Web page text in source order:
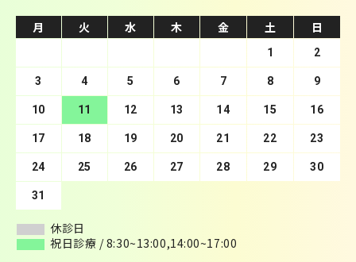
月 火 水 木 金 土 日
1 2
3 4 5 6 7 8 9
10 11 12 13 14 15 16
17 18 19 20 21 22 23
24 25 26 27 28 29 30
31
休診日
祝日診療 / 8:30~13:00,14:00~17:00
月 火 水 木 金 土 日
5 6
7 8 9 10 11 12 13
14 15 16 17 18 19 20
21 22 23 24 25 26 27
28 29 30
休診日
祝日診療 / 8:30~13:00,14:00~17:00